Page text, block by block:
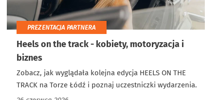
PREZENTACJA PARTNERA
Heels on the track - kobiety, motoryzacja i
biznes
Zobacz, jak wyglądała kolejna edycja HEELS ON THE
TRACK na Torze Łódź i poznaj uczestniczki wydarzenia.